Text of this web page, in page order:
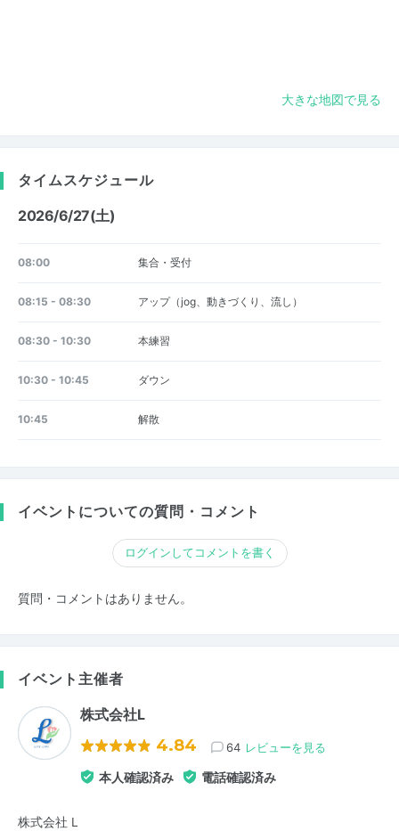
大きな地図で見る
タイムスケジュール
2026/6/27(土)
08:00 集合・受付
08:15 - 08:30 アップ（jog、動きづくり、流し）
08:30 - 10:30 本練習
10:30 - 10:45 ダウン
10:45 解散
イベントについての質問・コメント
ログインしてコメントを書く
質問・コメントはありません。
イベント主催者
株式会社L
4.84 64 レビューを見る
本人確認済み 電話確認済み
株式会社 L